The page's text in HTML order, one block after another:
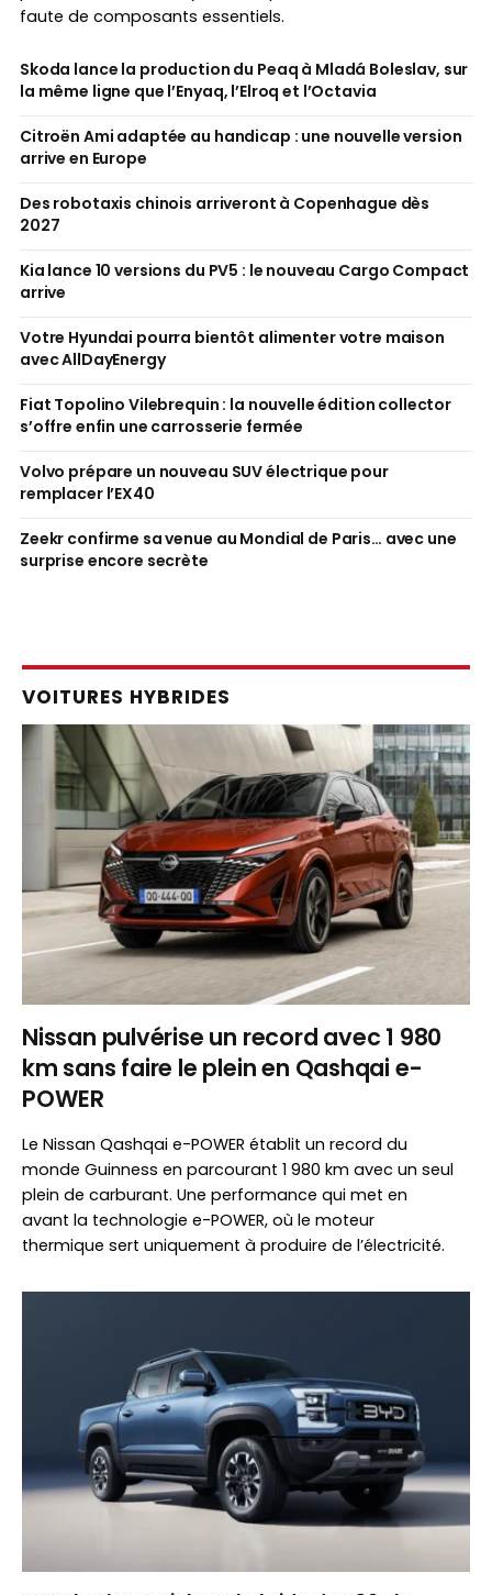
faute de composants essentiels.
Skoda lance la production du Peaq à Mladá Boleslav, sur
la même ligne que l’Enyaq, l’Elroq et l’Octavia
Citroën Ami adaptée au handicap : une nouvelle version
arrive en Europe
Des robotaxis chinois arriveront à Copenhague dès
2027
Kia lance 10 versions du PV5 : le nouveau Cargo Compact
arrive
Votre Hyundai pourra bientôt alimenter votre maison
avec AllDayEnergy
Fiat Topolino Vilebrequin : la nouvelle édition collector
s’offre enfin une carrosserie fermée
Volvo prépare un nouveau SUV électrique pour
remplacer l’EX40
Zeekr confirme sa venue au Mondial de Paris… avec une
surprise encore secrète
VOITURES HYBRIDES
Nissan pulvérise un record avec 1 980
km sans faire le plein en Qashqai e-
POWER
Le Nissan Qashqai e-POWER établit un record du
monde Guinness en parcourant 1 980 km avec un seul
plein de carburant. Une performance qui met en
avant la technologie e-POWER, où le moteur
thermique sert uniquement à produire de l’électricité.